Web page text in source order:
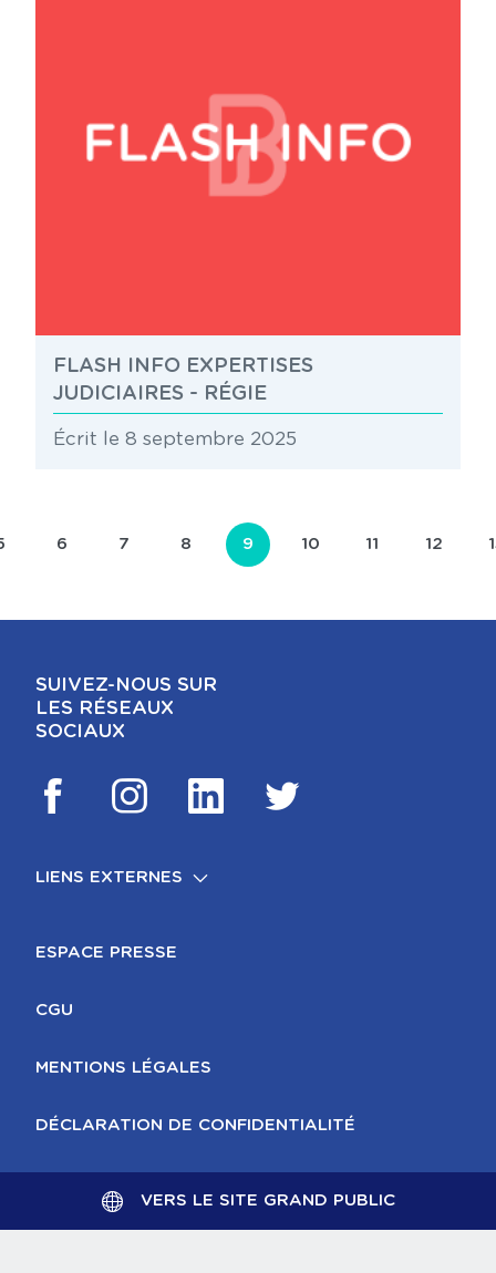
FLASH INFO EXPERTISES
JUDICIAIRES - RÉGIE
Écrit le 8 septembre 2025
PAGE
6 PAGE
7 PAGE
8 PAGE COURANTE
9 PAGE
10 PAGE
11 PAGE
12
SUIVEZ-NOUS SUR
LES RÉSEAUX
SOCIAUX
LIENS EXTERNES
ESPACE PRESSE
CGU
MENTIONS LÉGALES
DÉCLARATION DE CONFIDENTIALITÉ
VERS LE SITE GRAND PUBLIC